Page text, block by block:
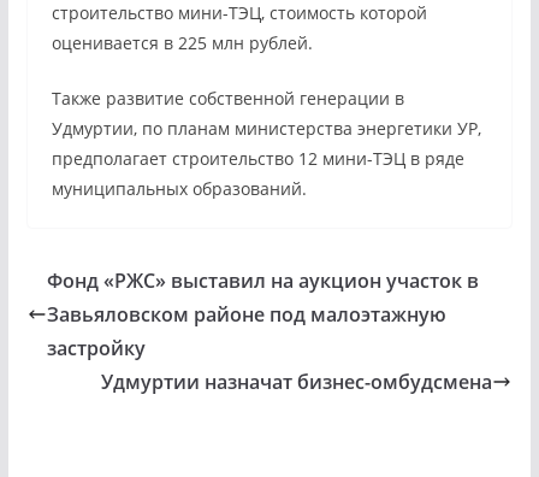
строительство мини-ТЭЦ, стоимость которой
оценивается в 225 млн рублей.
Также развитие собственной генерации в
Удмуртии, по планам министерства энергетики УР,
предполагает строительство 12 мини-ТЭЦ в ряде
муниципальных образований.
Фонд «РЖС» выставил на аукцион участок в
Завьяловском районе под малоэтажную
застройку
Удмуртии назначат бизнес-омбудсмена